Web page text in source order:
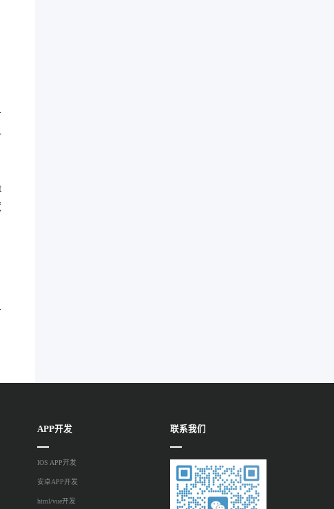
APP开发
IOS APP开发
安卓APP开发
html/vue开发
联系我们